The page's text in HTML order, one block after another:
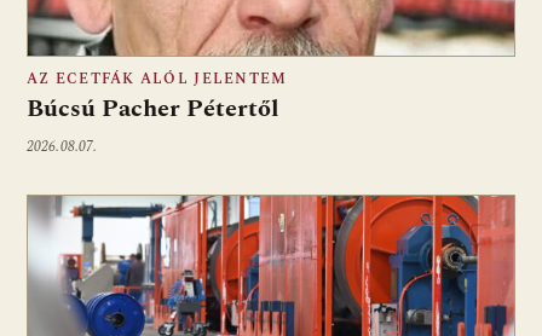
AZ ECETFÁK ALÓL JELENTEM
Búcsú Pacher Pétertől
2026.08.07.